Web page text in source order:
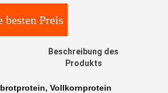
besten Preis
Beschreibung des
Produkts
, Vollkornprotein